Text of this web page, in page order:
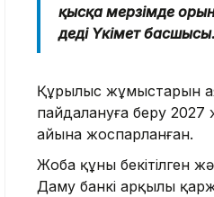
қысқа мерзімде
деді Үкімет басшысы.
Құрылыс жұмыстарын
пайдалануға беру
айына жоспарланған.
Жоба құны бекітілген
Даму банкі арқылы